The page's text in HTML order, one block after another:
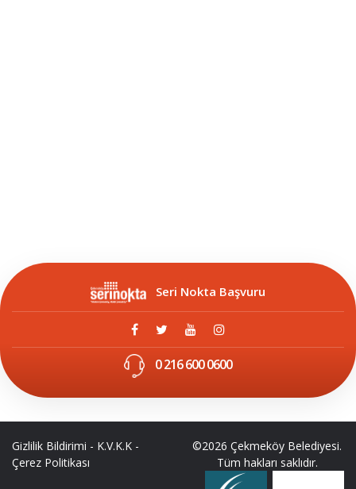
Seri Nokta Başvuru
0 216 600 0600
Gizlilik Bildirimi - K.V.K.K -
Çerez Politikası
©2026 Çekmeköy Belediyesi.
Tüm hakları saklıdır.